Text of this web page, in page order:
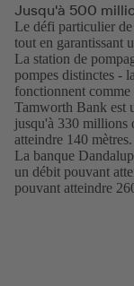
Jusqu'à 500
Le défi particulier de
tout en garantissant
La station de
pompes distinctes -
fonctionnent
Tamworth Bank est
jusqu'à 330 millions
atteindre 140 mètres.
La banque
un débit pouvant
pouvant atteindre